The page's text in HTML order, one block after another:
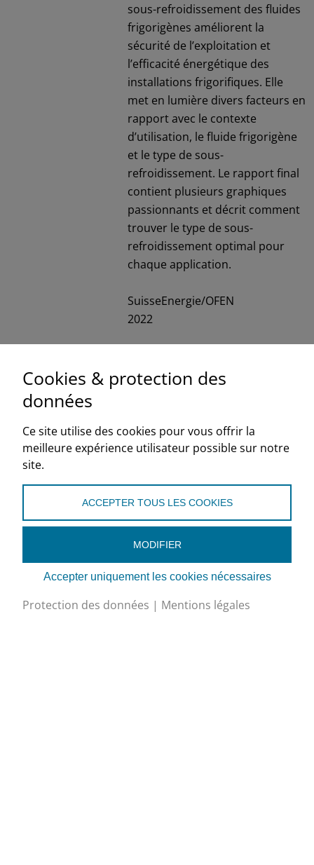
sous-refroidissement des fluides
frigorigènes améliorent la
sécurité de l’exploitation et
l’efficacité énergétique des
installations frigorifiques. Elle
met en lumière divers facteurs en
rapport avec le contexte
d’utilisation, le fluide frigorigène
et le type de sous-
refroidissement. Le rapport final
contient plusieurs graphiques
passionnants et décrit comment
trouver le type de sous-
refroidissement optimal pour
chaque application.
SuisseEnergie/OFEN
2022
Turbo-compresseur
semi-hermétique
compresseurs frigorifiques
La fiche d’information décrit le
turbo-compresseur semi-
hermétique, ses caractéristiques
et ses domaines d’application
ainsi que les fluides frigorigènes
disponibles. Elle informe sur les
Cookies & protection des
données
Ce site utilise des cookies pour vous offrir la
meilleure expérience utilisateur possible sur notre
site.
ACCEPTER TOUS LES COOKIES
MODIFIER
Accepter uniquement les cookies nécessaires
Protection des données | Mentions légales